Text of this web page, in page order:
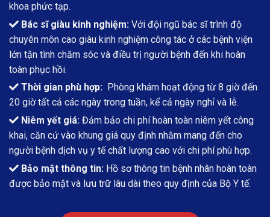
khoa phức tạp.
Bác sĩ giàu kinh nghiệm: Với đội ngũ bác sĩ trình độ
chuyên môn cao giàu kinh nghiệm công tác ở các bệnh viện
lớn tận tình chăm sóc và điều trị người bệnh đến khi hoàn
toàn phục hồi.
Thời gian phù hợp: Phòng khám hoạt động từ 8 giờ đến
20 giờ tất cả các ngày trong tuần, kể cả ngày nghỉ và lễ.
Niêm yết giá: Đảm bảo chi phí hoàn toàn niêm yết công
khai, căn cứ vào khung giá quy định nhằm mang đến cho
người bệnh dịch vụ y tế chất lượng cao với chi phí phù hợp.
Bảo mật thông tin: Hồ sơ thông tin bệnh nhân hoàn toàn
được bảo mật và lưu trữ lâu dài theo quy định của Bộ Y tế.